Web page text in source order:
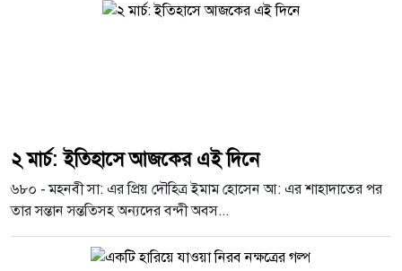
২ মার্চ: ইতিহাসে আজকের এই দিনে
৬৮০ - মহনবী সা: এর প্রিয় দৌহিত্র ইমাম হোসেন আ: এর শাহাদাতের পর
তার সন্তান সন্ততিসহ অন্যদের বন্দী অবস...